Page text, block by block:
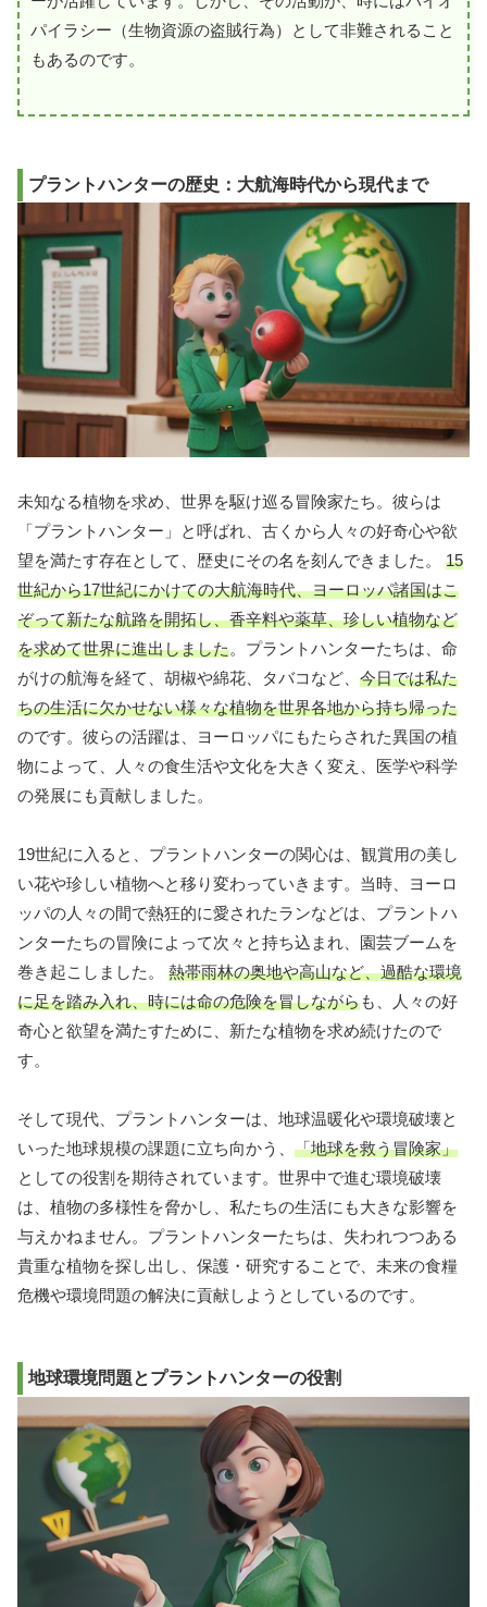
パイラシー（生物資源の盗賊行為）として非難されること
もあるのです。
プラントハンターの歴史：大航海時代から現代まで
未知なる植物を求め、世界を駆け巡る冒険家たち。彼らは
「プラントハンター」と呼ばれ、古くから人々の好奇心や欲
望を満たす存在として、歴史にその名を刻んできました。 15
世紀から17世紀にかけての大航海時代、ヨーロッパ諸国はこ
ぞって新たな航路を開拓し、香辛料や薬草、珍しい植物など
を求めて世界に進出しました。プラントハンターたちは、命
がけの航海を経て、胡椒や綿花、タバコなど、 今日では私た
ちの生活に欠かせない様々な植物を世界各地から持ち帰った
のです。彼らの活躍は、ヨーロッパにもたらされた異国の植
物によって、人々の食生活や文化を大きく変え、医学や科学
の発展にも貢献しました。
19世紀に入ると、プラントハンターの関心は、観賞用の美し
い花や珍しい植物へと移り変わっていきます。当時、ヨーロ
ッパの人々の間で熱狂的に愛されたランなどは、プラントハ
ンターたちの冒険によって次々と持ち込まれ、園芸ブームを
巻き起こしました。 熱帯雨林の奥地や高山など、過酷な環境
に足を踏み入れ、時には命の危険を冒しながらも、人々の好
奇心と欲望を満たすために、新たな植物を求め続けたので
す。
そして現代、プラントハンターは、地球温暖化や環境破壊と
いった地球規模の課題に立ち向かう、 「地球を救う冒険家」
としての役割を期待されています。世界中で進む環境破壊
は、植物の多様性を脅かし、私たちの生活にも大きな影響を
与えかねません。プラントハンターたちは、失われつつある
貴重な植物を探し出し、保護・研究することで、未来の食糧
危機や環境問題の解決に貢献しようとしているのです。
地球環境問題とプラントハンターの役割